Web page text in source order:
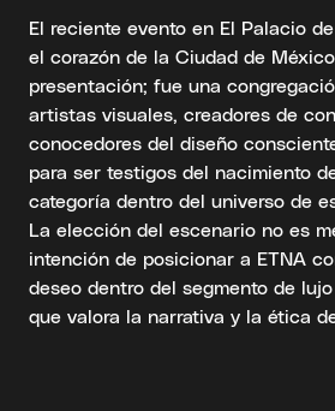
El reciente evento en El Palacio
el corazón de la Ciudad de
presentación; fue una
artistas visuales, creadores de
conocedores del diseño
para ser testigos del nacimiento
categoría dentro del universo de
La elección del escenario no es
intención de posicionar a ETNA
deseo dentro del segmento de
que valora la narrativa y la ética